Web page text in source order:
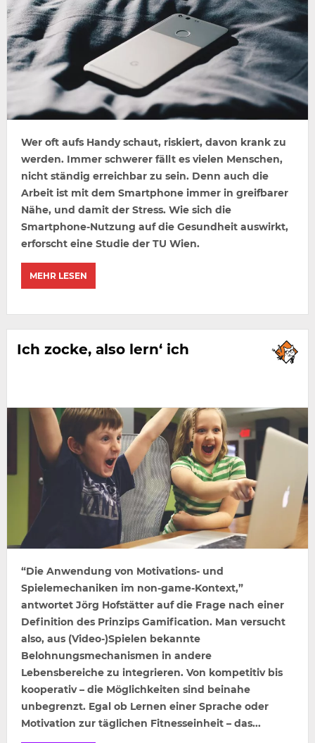
Wer oft aufs Handy schaut, riskiert, davon krank zu
werden. Immer schwerer fällt es vielen Menschen,
nicht ständig erreichbar zu sein. Denn auch die
Arbeit ist mit dem Smartphone immer in greifbarer
Nähe, und damit der Stress. Wie sich die
Smartphone-Nutzung auf die Gesundheit auswirkt,
erforscht eine Studie der TU Wien.
MEHR LESEN
Ich zocke, also lern‘ ich
“Die Anwendung von Motivations- und
Spielemechaniken im non-game-Kontext,”
antwortet Jörg Hofstätter auf die Frage nach einer
Definition des Prinzips Gamification. Man versucht
also, aus (Video-)Spielen bekannte
Belohnungsmechanismen in andere
Lebensbereiche zu integrieren. Von kompetitiv bis
kooperativ – die Möglichkeiten sind beinahe
unbegrenzt. Egal ob Lernen einer Sprache oder
Motivation zur täglichen Fitnesseinheit – das...